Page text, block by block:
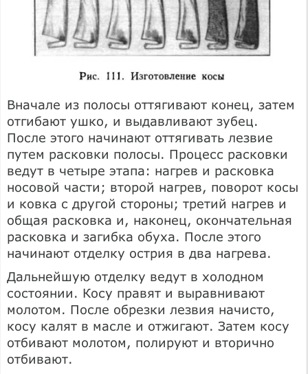
Вначале из полосы оттягивают конец, затем
отгибают ушко, и выдавливают зубец.
После этого начинают оттягивать лезвие
путем расковки полосы. Процесс расковки
ведут в четыре этапа: нагрев и расковка
носовой части; второй нагрев, поворот косы
и ковка с другой стороны; третий нагрев и
общая расковка и, наконец, окончательная
расковка и загибка обуха. После этого
начинают отделку острия в два нагрева.
Дальнейшую отделку ведут в холодном
состоянии. Косу правят и выравнивают
молотом. После обрезки лезвия начисто,
косу калят в масле и отжигают. Затем косу
отбивают молотом, полируют и вторично
отбивают.